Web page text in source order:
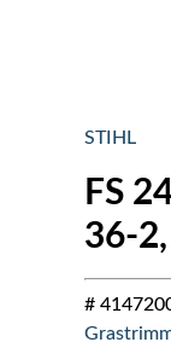
STIHL
FS
36-2,
#